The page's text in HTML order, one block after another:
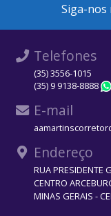
Siga-nos
Telefones
(35) 3556-1015
(35) 9 9138-8888
E-mail
Endereço
RUA PRESIDENTE
CENTRO
MINAS GERAIS -